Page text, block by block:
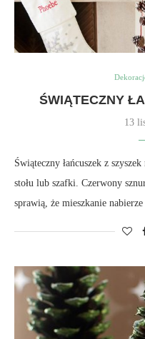
ŚWIĄTECZNY
13
Świąteczny łańcuszek z
stołu lub szafki. Czerwony
sprawią, że mieszkanie